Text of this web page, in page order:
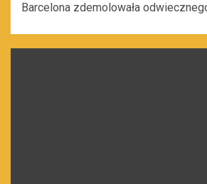
Barcelona zdemolowała